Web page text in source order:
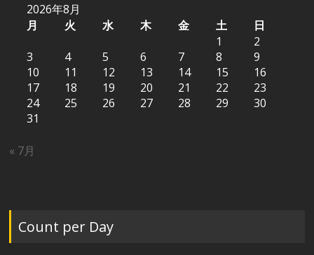
2026年8月
月
火 水 木 金 土
日
1
2
3
4 5 6 7 8
9
10
11 12 13 14 15
16
17
18 19 20 21 22
23
24
25 26 27 28 29
30
31
« 7月
Count per Day